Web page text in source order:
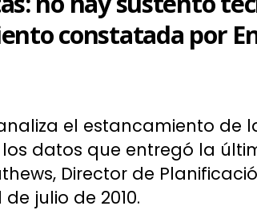
constatada por
el estancamiento de
datos que entregó la
Director de
de julio de 2010.